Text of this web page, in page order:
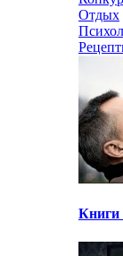
Отдых
Книги